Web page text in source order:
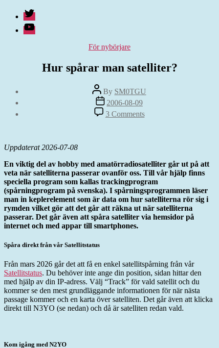
Twitter
Youtube
Categories
För nybörjare
Hur spårar man satelliter?
Post
author
By SM0TGU
Post
date
2006-08-09
3 Commentson
Hur
Uppdaterat 2026-07-08
En viktig del av hobby med amatörradiosatelliter går ut på att
veta när satelliterna passerar ovanför oss. Till vår hjälp finns
speciella program som kallas trackingprogram
(spårningprogram på svenska). I spårningsprogrammen läser
man in keplerelement som är data om hur satelliterna rör sig i
rymden vilket gör att det går att räkna ut när satelliterna
passerar. Det går även att spåra satelliter via hemsidor på
internet och med appar till smartphones.
Spåra direkt från vår Satellitstatus
Från mars 2026 går det att få en enkel satellitspårning från vår
Satellitstatus. Du behöver inte ange din position, sidan hittar den
med hjälp av din IP-adress. Välj “Track” för vald satellit och du
kommer se den mest grundläggande informationen för när nästa
passage kommer och en karta över satelliten. Det går även att klicka
direkt till N3YO (se nedan) och då är satelliten redan vald.
Kom igång med N2YO